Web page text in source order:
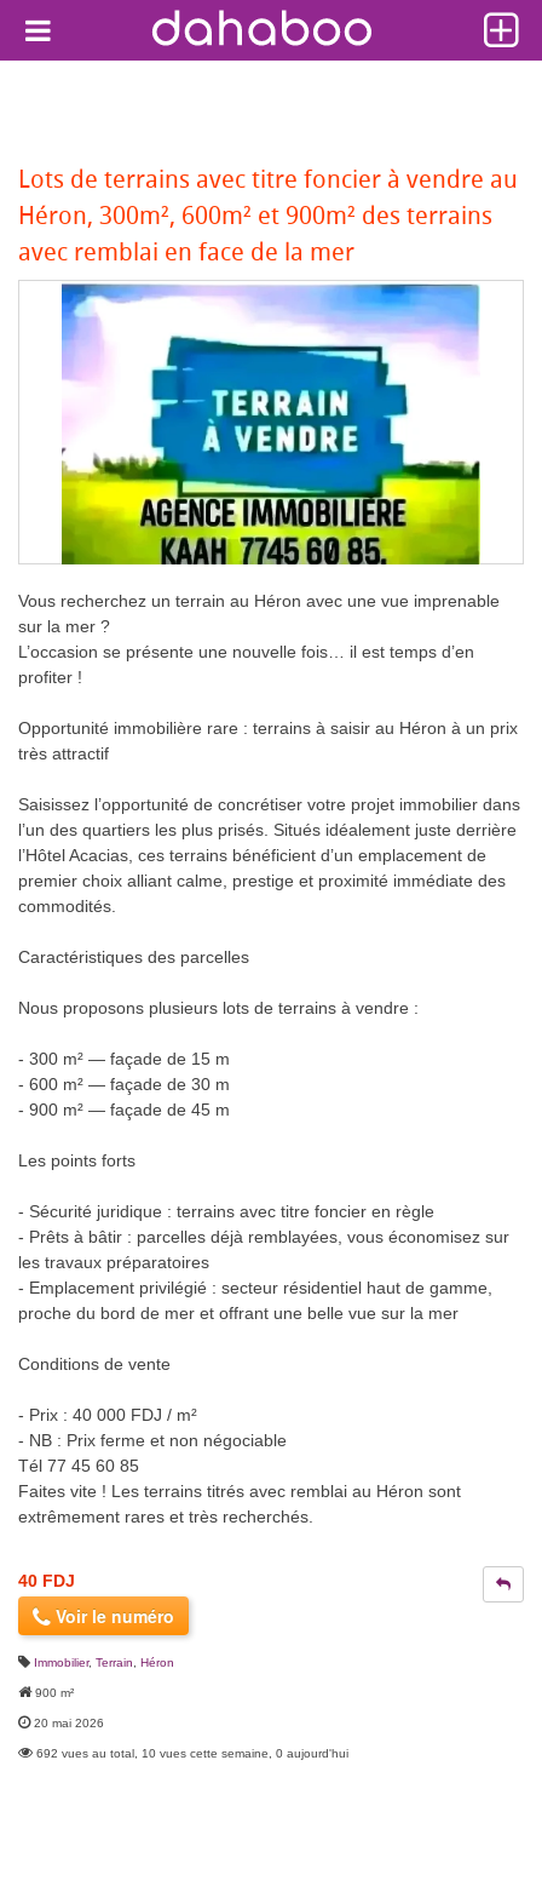
Lots de terrains avec titre foncier à vendre au
Héron, 300m², 600m² et 900m² des terrains
avec remblai en face de la mer
Vous recherchez un terrain au Héron avec une vue imprenable
sur la mer ?
L’occasion se présente une nouvelle fois… il est temps d’en
profiter !
Opportunité immobilière rare : terrains à saisir au Héron à un prix
très attractif
Saisissez l’opportunité de concrétiser votre projet immobilier dans
l’un des quartiers les plus prisés. Situés idéalement juste derrière
l’Hôtel Acacias, ces terrains bénéficient d’un emplacement de
premier choix alliant calme, prestige et proximité immédiate des
commodités.
Caractéristiques des parcelles
Nous proposons plusieurs lots de terrains à vendre :
- 300 m² — façade de 15 m
- 600 m² — façade de 30 m
- 900 m² — façade de 45 m
Les points forts
- Sécurité juridique : terrains avec titre foncier en règle
- Prêts à bâtir : parcelles déjà remblayées, vous économisez sur
les travaux préparatoires
- Emplacement privilégié : secteur résidentiel haut de gamme,
proche du bord de mer et offrant une belle vue sur la mer
Conditions de vente
- Prix : 40 000 FDJ / m²
- NB : Prix ferme et non négociable
Tél 77 45 60 85
Faites vite ! Les terrains titrés avec remblai au Héron sont
extrêmement rares et très recherchés.
40 FDJ
Voir le numéro
Immobilier, Terrain Héron
900 m²
20 mai 2026
692 vues au total, 10 vues cette semaine, 0 aujourd'hui